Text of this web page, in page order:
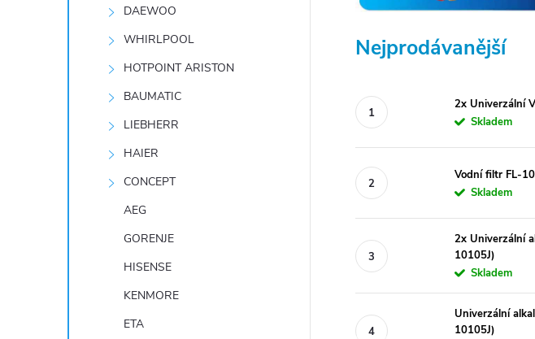
DAEWOO
WHIRLPOOL
HOTPOINT ARISTON
BAUMATIC
LIEBHERR
HAIER
CONCEPT
AEG
GORENJE
HISENSE
KENMORE
ETA
Nejprodávanější
2x Univerzální
Skladem
Vodní filtr FL-
Skladem
2x Univerzální
10105J)
Skladem
Univerzální
10105J)